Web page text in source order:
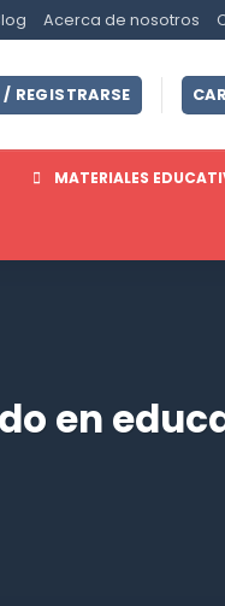
Acerca de nosotros
/ REGISTRARSE
MATERIALES
en